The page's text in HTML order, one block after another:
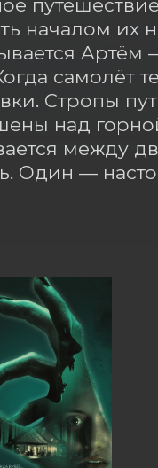
началом их
самолёт
Стропы
над
между
Один —